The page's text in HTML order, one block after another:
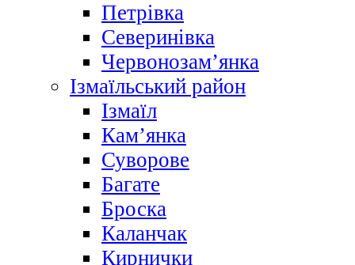
Петрівка
Северинівка
Червонозам’янка
Ізмаїльський район
Ізмаїл
Кам’янка
Суворове
Багате
Броска
Каланчак
Кирнички